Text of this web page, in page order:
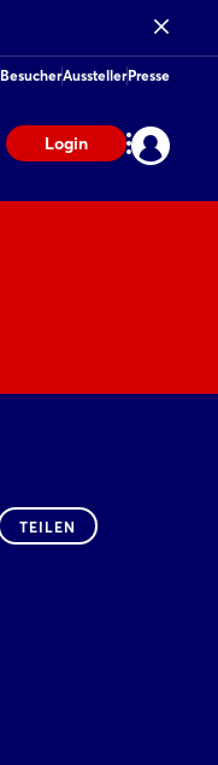
BesucherAusstellerPresse
Login
TEILEN